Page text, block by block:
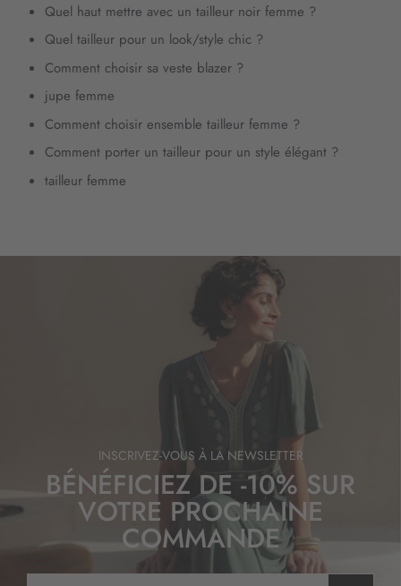
Quel haut mettre avec un tailleur noir femme ?
Quel tailleur pour un look/style chic ?
Comment choisir sa veste blazer ?
jupe femme
Comment choisir ensemble tailleur femme ?
Comment porter un tailleur pour un style élégant ?
tailleur femme
INSCRIVEZ-VOUS À LA NEWSLETTER
BÉNÉFICIEZ DE -10% SUR
VOTRE PROCHAINE
COMMANDE